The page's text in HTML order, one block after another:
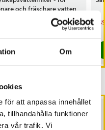
Om
för att anpassa innehållet
tillhandahålla funktioner
vår trafik. Vi
och fräschare vatten
I lager, levereras inom 1-2 vardagar